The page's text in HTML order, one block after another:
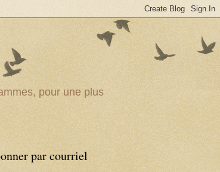
pour une plus
par courriel